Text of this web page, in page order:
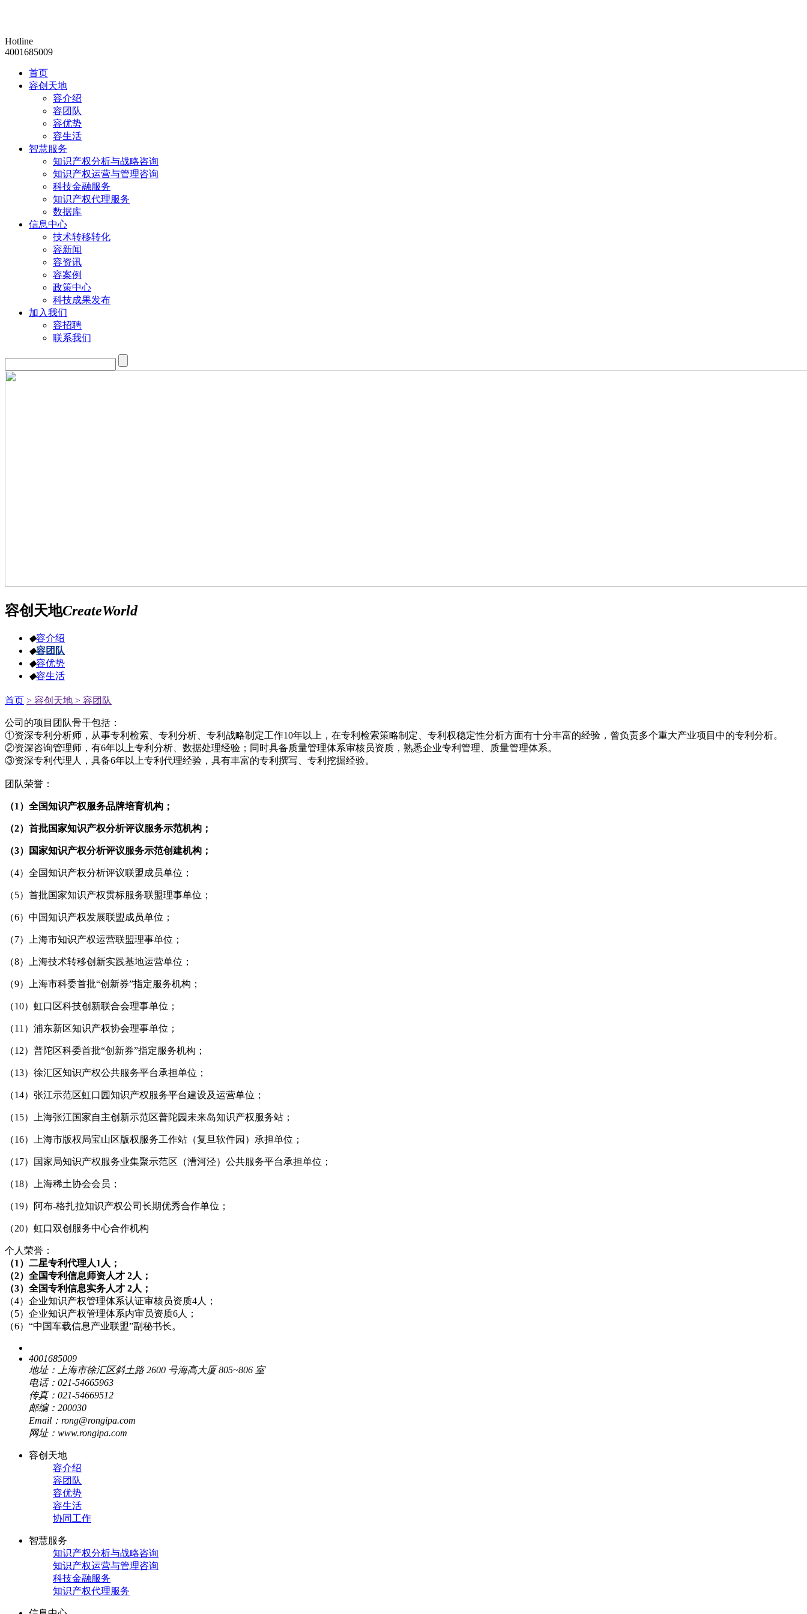
Hotline
4001685009
首页
容创天地
容介绍
容团队
容优势
容生活
智慧服务
知识产权分析与战略咨询
知识产权运营与管理咨询
科技金融服务
知识产权代理服务
数据库
信息中心
技术转移转化
容新闻
容资讯
容案例
政策中心
科技成果发布
加入我们
容招聘
联系我们
容创天地CreateWorld
◆容介绍
◆容团队
◆容优势
◆容生活
首页 > 容创天地 > 容团队
公司的项目团队骨干包括：
①资深专利分析师，从事专利检索、专利分析、专利战略制定工作10年以上，在专利检索策略制定、专利权稳定性分析方面有十分丰富的经验，曾负责多个重大产业项目中的专利分析。
②资深咨询管理师，有6年以上专利分析、数据处理经验；同时具备质量管理体系审核员资质，熟悉企业专利管理、质量管理体系。
③资深专利代理人，具备6年以上专利代理经验，具有丰富的专利撰写、专利挖掘经验。
团队荣誉：
（1）全国知识产权服务品牌培育机构；
（2）首批国家知识产权分析评议服务示范机构；
（3）国家知识产权分析评议服务示范创建机构；
（4）全国知识产权分析评议联盟成员单位；
（5）首批国家知识产权贯标服务联盟理事单位；
（6）中国知识产权发展联盟成员单位；
（7）上海市知识产权运营联盟理事单位；
（8）上海技术转移创新实践基地运营单位；
（9）上海市科委首批“创新券”指定服务机构；
（10）虹口区科技创新联合会理事单位；
（11）浦东新区知识产权协会理事单位；
（12）普陀区科委首批“创新券”指定服务机构；
（13）徐汇区知识产权公共服务平台承担单位；
（14）张江示范区虹口园知识产权服务平台建设及运营单位；
（15）上海张江国家自主创新示范区普陀园未来岛知识产权服务站；
（16）上海市版权局宝山区版权服务工作站（复旦软件园）承担单位；
（17）国家局知识产权服务业集聚示范区（漕河泾）公共服务平台承担单位；
（18）上海稀土协会会员；
（19）阿布-格扎拉知识产权公司长期优秀合作单位；
（20）虹口双创服务中心合作机构
个人荣誉：
（1）二星专利代理人1人；
（2）全国专利信息师资人才 2人；
（3）全国专利信息实务人才 2人；
（4）企业知识产权管理体系认证审核员资质4人；
（5）企业知识产权管理体系内审员资质6人；
（6）“中国车载信息产业联盟”副秘书长。
4001685009
地址：上海市徐汇区斜土路 2600 号海高大厦 805~806 室
电话：021-54665963
传真：021-54669512
邮编：200030
Email：rong@rongipa.com
网址：www.rongipa.com
容创天地
容介绍
容团队
容优势
容生活
协同工作
智慧服务
知识产权分析与战略咨询
知识产权运营与管理咨询
科技金融服务
知识产权代理服务